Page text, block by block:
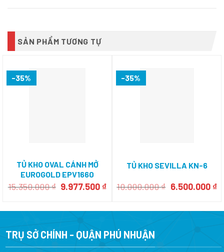
chật hẹp
quan tâm
đến sản
phơi thông
minh
màCăn
Nhà Công
Nghệmuốn
giới thiệu
hàng. Sản
có thêm
chức
SẢN PHẨM TƯƠNG TỰ
-35%
TỦ KHO OVAL CÁNH MỞ
EUROGOLD EPV1660
15.350.000₫ Giá
15.350.000 ₫.
9.977.500 ₫Giá
là:
-35%
TỦ KHO SEVILLA KN-6
10.000.000₫ Giá
10.000.000 ₫.
6.500.000 ₫
TRỤ SỞ CHÍNH - QUẬN PHÚ NHUẬN